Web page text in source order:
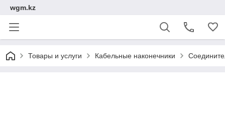
wgm.kz
Товары и услуги Кабельные наконечники